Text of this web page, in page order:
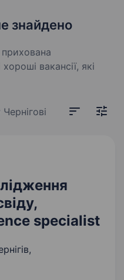
знайдено
вакансії, які
specialist